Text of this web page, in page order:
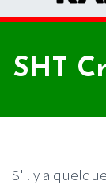
SHT
S'il y a